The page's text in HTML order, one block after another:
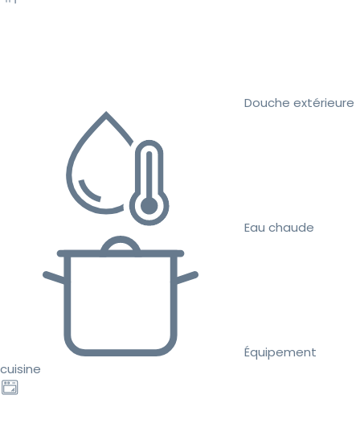
Douche extérieure
Eau chaude
Équipement
cuisine